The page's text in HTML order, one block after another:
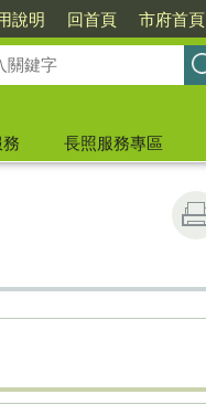
說明 回首頁 市府首頁
長照服務專區